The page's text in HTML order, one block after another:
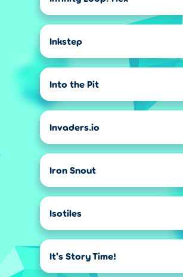
Inkstep
Into the Pit
Invaders.io
Iron Snout
Isotiles
It's Story Time!